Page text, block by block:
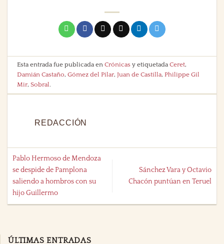
Esta entrada fue publicada enCrónicas y etiquetadaCeret,
Damián Castaño,Gómez del Pilar,Juan de Castilla,Philippe Gil
Mir,Sobral.
REDACCIÓN
Pablo Hermoso de Mendoza
se despide de Pamplona
saliendo a hombros con su
hijo Guillermo
Sánchez Vara y Octavio
Chacón puntúan en Teruel
ÚLTIMAS ENTRADAS